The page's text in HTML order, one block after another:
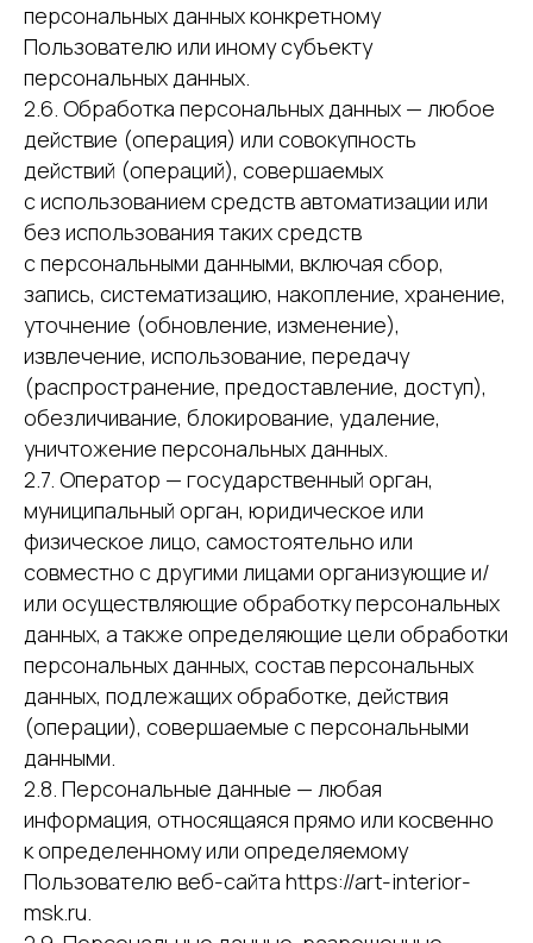
персональных данных конкретному
Пользователю или иному субъекту
персональных данных.
2.6. Обработка персональных данных — любое
действие (операция) или совокупность
действий (операций), совершаемых
с использованием средств автоматизации или
без использования таких средств
с персональными данными, включая сбор,
запись, систематизацию, накопление, хранение,
уточнение (обновление, изменение),
извлечение, использование, передачу
(распространение, предоставление, доступ),
обезличивание, блокирование, удаление,
уничтожение персональных данных.
2.7. Оператор — государственный орган,
муниципальный орган, юридическое или
физическое лицо, самостоятельно или
совместно с другими лицами организующие и/
или осуществляющие обработку персональных
данных, а также определяющие цели обработки
персональных данных, состав персональных
данных, подлежащих обработке, действия
(операции), совершаемые с персональными
данными.
2.8. Персональные данные — любая
информация, относящаяся прямо или косвенно
к определенному или определяемому
Пользователю веб-сайта https://art-interior-
msk.ru.